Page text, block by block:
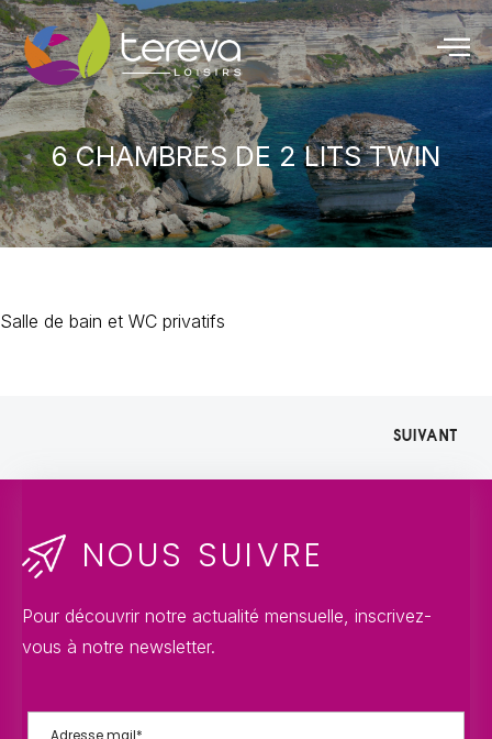
6 CHAMBRES DE 2 LITS TWIN
Salle de bain et WC privatifs
SUIVANT
NOUS SUIVRE
Pour découvrir notre actualité mensuelle, inscrivez-
vous à notre newsletter.